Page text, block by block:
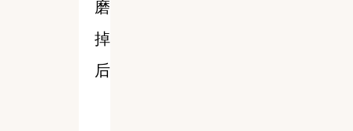
磨
掉
后